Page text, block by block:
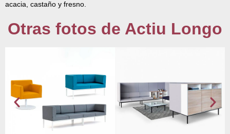
acacia, castaño y fresno.
Otras fotos de Actiu Longo